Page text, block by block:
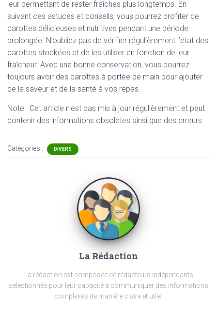
leur permettant de rester fraîches plus longtemps. En
suivant ces astuces et conseils, vous pourrez profiter de
carottes délicieuses et nutritives pendant une période
prolongée. N’oubliez pas de vérifier régulièrement l’état des
carottes stockées et de les utiliser en fonction de leur
fraîcheur. Avec une bonne conservation, vous pourrez
toujours avoir des carottes à portée de main pour ajouter
de la saveur et de la santé à vos repas.
Note : Cet article n'est pas mis à jour régulièrement et peut
contenir des informations obsolètes ainsi que des erreurs.
Catégories : DIVERS
La Rédaction
La rédaction est composée de rédacteurs indépendants
sélectionnés pour leur capacité à communiquer des informations
complexes de manière claire et utile.